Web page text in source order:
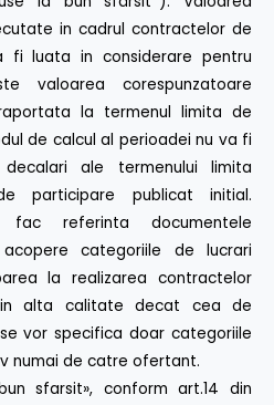
in cadrul contractelor de
fi luata in considerare pentru
valoarea corespunzatoare
la termenul limita de
de calcul al perioadei nu va fi
ale termenului limita
participare publicat initial.
referinta documentele
categoriile de lucrari
la realizarea contractelor
alta calitate decat cea de
vor specifica doar categoriile
numai de catre ofertant.
sfarsit», conform art.14 din